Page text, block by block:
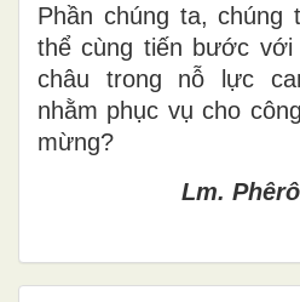
Phần chúng ta,
thể cùng tiến bước
châu trong nỗ lực
nhằm phục vụ cho
mừng?
Lm.